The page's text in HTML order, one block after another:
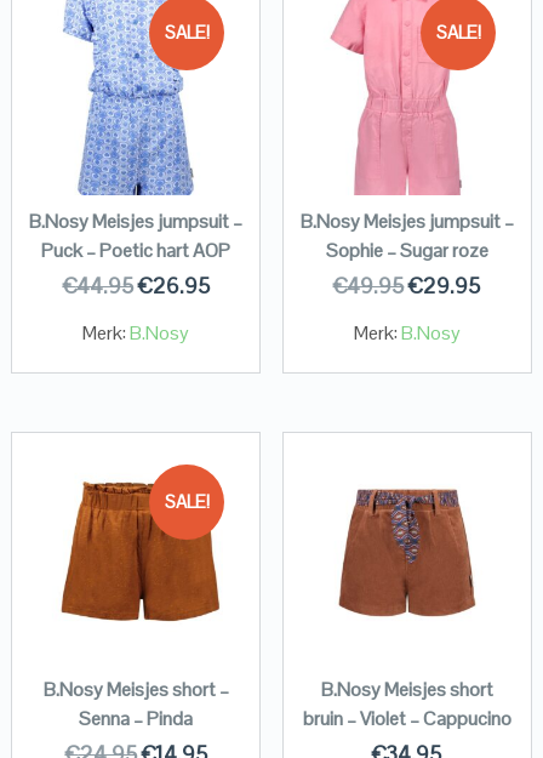
SALE!
B.Nosy Meisjes jumpsuit –
Puck – Poetic hart AOP
€44.95€26.95
Merk:B.Nosy
SALE!
B.Nosy Meisjes jumpsuit –
Sophie – Sugar roze
€49.95€29.95
Merk:B.Nosy
SALE!
B.Nosy Meisjes short –
Senna – Pinda
B.Nosy Meisjes short
bruin – Violet – Cappucino